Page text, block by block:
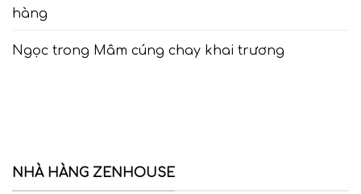
hàng
Ngọc trong Mâm cúng chay khai trương
NHÀ HÀNG ZENHOUSE